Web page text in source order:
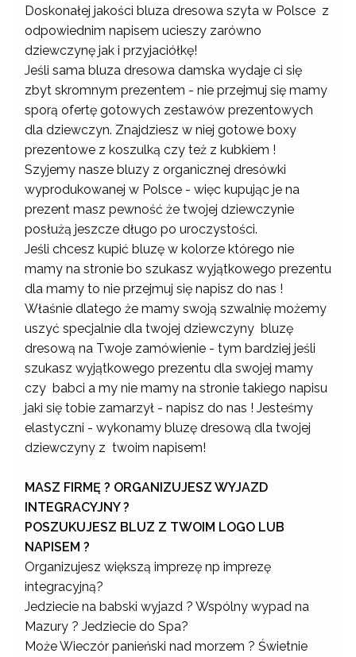
Doskonałej jakości bluza dresowa szyta w Polsce z
odpowiednim napisem ucieszy zarówno
dziewczynę jak i przyjaciółkę!
Jeśli sama bluza dresowa damska wydaje ci się
zbyt skromnym prezentem - nie przejmuj się mamy
sporą ofertę gotowych zestawów prezentowych
dla dziewczyn. Znajdziesz w niej gotowe boxy
prezentowe z koszulką czy też z kubkiem !
Szyjemy nasze bluzy z organicznej dresówki
wyprodukowanej w Polsce - więc kupując je na
prezent masz pewność że twojej dziewczynie
posłużą jeszcze długo po uroczystości.
Jeśli chcesz kupić bluzę w kolorze którego nie
mamy na stronie bo szukasz wyjątkowego prezentu
dla mamy to nie przejmuj się napisz do nas !
Właśnie dlatego że mamy swoją szwalnię możemy
uszyć specjalnie dla twojej dziewczyny bluzę
dresową na Twoje zamówienie - tym bardziej jeśli
szukasz wyjątkowego prezentu dla swojej mamy
czy babci a my nie mamy na stronie takiego napisu
jaki się tobie zamarzył - napisz do nas ! Jesteśmy
elastyczni - wykonamy bluzę dresową dla twojej
dziewczyny z twoim napisem!
MASZ FIRMĘ ? ORGANIZUJESZ WYJAZD
INTEGRACYJNY ?
POSZUKUJESZ BLUZ Z TWOIM LOGO LUB
NAPISEM ?
Organizujesz większą imprezę np imprezę
integracyjną?
Jedziecie na babski wyjazd ? Wspólny wypad na
Mazury ? Jedziecie do Spa?
Może Wieczór panieński nad morzem ? Świetnie